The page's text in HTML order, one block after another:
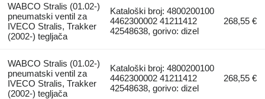
WABCO Stralis (01.02-)
pneumatski ventil za
IVECO Stralis, Trakker
(2002-) tegljača
Kataloški broj: 4800200100
4462300002 41211412
42548638, gorivo: dizel
268,55 €
WABCO Stralis (01.02-)
pneumatski ventil za
IVECO Stralis, Trakker
(2002-) tegljača
Kataloški broj: 4800200100
4462300002 41211412
42548638, gorivo: dizel
268,55 €